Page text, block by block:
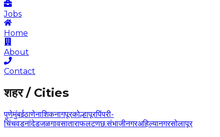
Jobs
Home
About
Contact
शहर / Cities
पुणेमुंबईठाणेनाशिकनागपूरकोल्हापूरपिंपरी-
चिंचवडनांदेडजळगावसाताराफलटणछ.संभाजीनगरअहिल्यानगरसोलापूर